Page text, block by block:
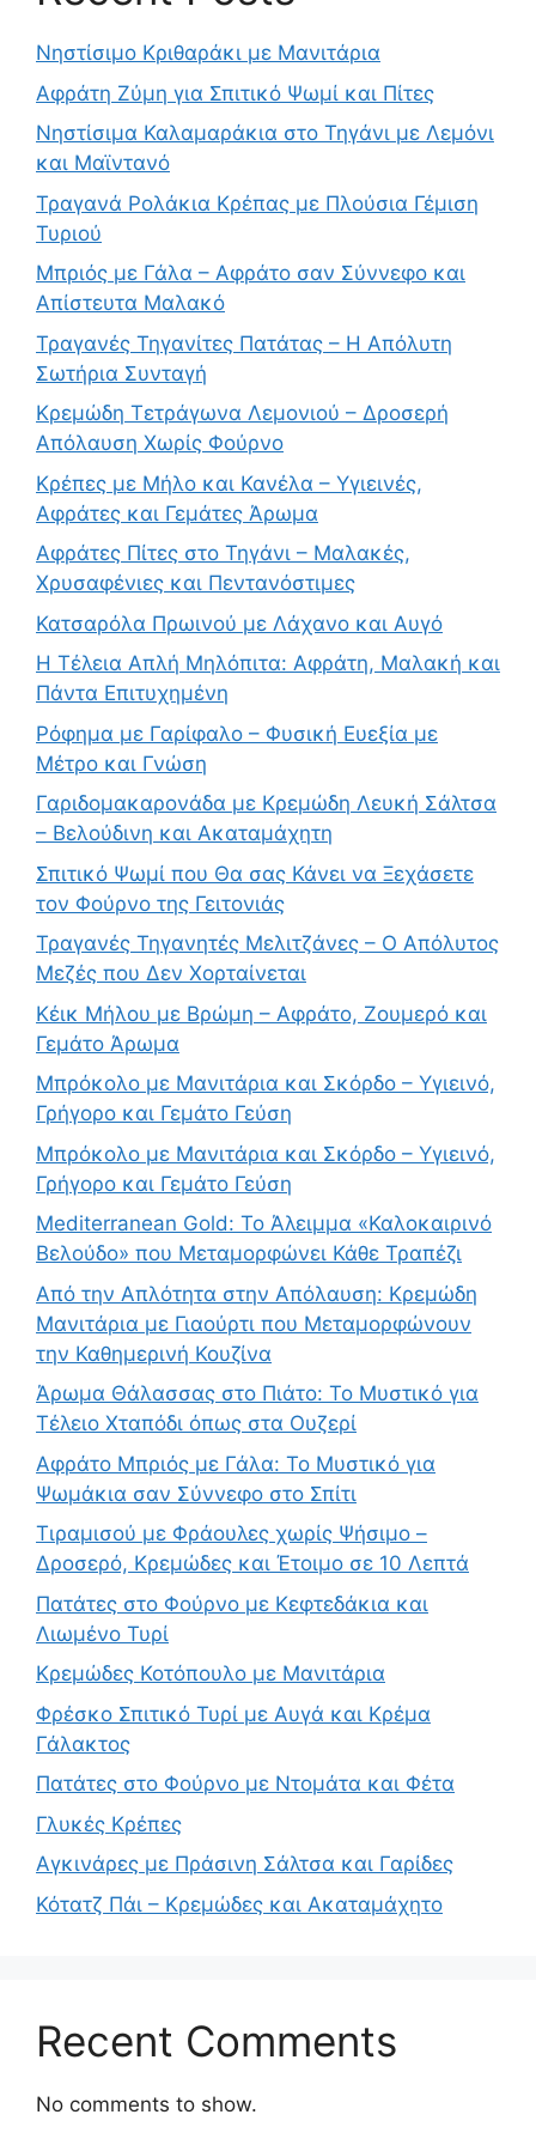
Νηστίσιμο Κριθαράκι με Μανιτάρια
Αφράτη Ζύμη για Σπιτικό Ψωμί και Πίτες
Νηστίσιμα Καλαμαράκια στο Τηγάνι με Λεμόνι
και Μαϊντανό
Τραγανά Ρολάκια Κρέπας με Πλούσια Γέμιση
Τυριού
Μπριός με Γάλα – Αφράτο σαν Σύννεφο και
Απίστευτα Μαλακό
Τραγανές Τηγανίτες Πατάτας – Η Απόλυτη
Σωτήρια Συνταγή
Κρεμώδη Τετράγωνα Λεμονιού – Δροσερή
Απόλαυση Χωρίς Φούρνο
Κρέπες με Μήλο και Κανέλα – Υγιεινές,
Αφράτες και Γεμάτες Άρωμα
Αφράτες Πίτες στο Τηγάνι – Μαλακές,
Χρυσαφένιες και Πεντανόστιμες
Κατσαρόλα Πρωινού με Λάχανο και Αυγό
Η Τέλεια Απλή Μηλόπιτα: Αφράτη, Μαλακή και
Πάντα Επιτυχημένη
Ρόφημα με Γαρίφαλο – Φυσική Ευεξία με
Μέτρο και Γνώση
Γαριδομακαρονάδα με Κρεμώδη Λευκή Σάλτσα
– Βελούδινη και Ακαταμάχητη
Σπιτικό Ψωμί που Θα σας Κάνει να Ξεχάσετε
τον Φούρνο της Γειτονιάς
Τραγανές Τηγανητές Μελιτζάνες – Ο Απόλυτος
Μεζές που Δεν Χορταίνεται
Κέικ Μήλου με Βρώμη – Αφράτο, Ζουμερό και
Γεμάτο Άρωμα
Μπρόκολο με Μανιτάρια και Σκόρδο – Υγιεινό,
Γρήγορο και Γεμάτο Γεύση
Μπρόκολο με Μανιτάρια και Σκόρδο – Υγιεινό,
Γρήγορο και Γεμάτο Γεύση
Mediterranean Gold: Το Άλειμμα «Καλοκαιρινό
Βελούδο» που Μεταμορφώνει Κάθε Τραπέζι
Από την Απλότητα στην Απόλαυση: Κρεμώδη
Μανιτάρια με Γιαούρτι που Μεταμορφώνουν
την Καθημερινή Κουζίνα
Άρωμα Θάλασσας στο Πιάτο: Το Μυστικό για
Τέλειο Χταπόδι όπως στα Ουζερί
Αφράτο Μπριός με Γάλα: Το Μυστικό για
Ψωμάκια σαν Σύννεφο στο Σπίτι
Τιραμισού με Φράουλες χωρίς Ψήσιμο –
Δροσερό, Κρεμώδες και Έτοιμο σε 10 Λεπτά
Πατάτες στο Φούρνο με Κεφτεδάκια και
Λιωμένο Τυρί
Κρεμώδες Κοτόπουλο με Μανιτάρια
Φρέσκο Σπιτικό Τυρί με Αυγά και Κρέμα
Γάλακτος
Πατάτες στο Φούρνο με Ντομάτα και Φέτα
Γλυκές Κρέπες
Αγκινάρες με Πράσινη Σάλτσα και Γαρίδες
Κότατζ Πάι – Κρεμώδες και Ακαταμάχητο
Recent Comments
No comments to show.